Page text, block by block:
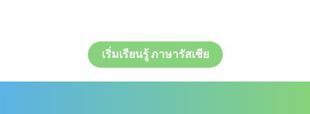
เริ่มเรียนรู้ ภาษารัสเซีย